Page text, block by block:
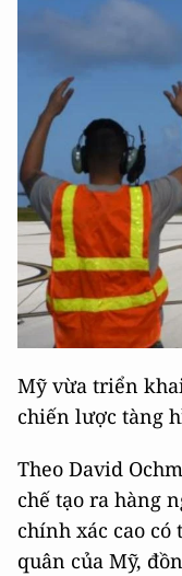
Mỹ vừa triển
chiến lược tàng
Theo David
chế tạo ra hàng
chính xác cao có
quân của Mỹ,